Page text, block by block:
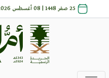
25 صفر 1448 | 08 أغسطس 2026